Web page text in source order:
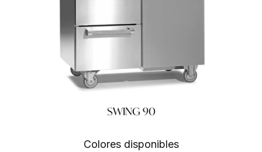
SWING 90
Colores disponibles